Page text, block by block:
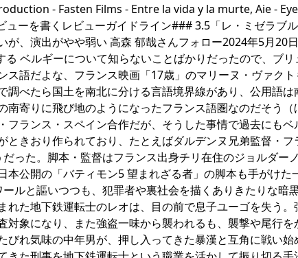
- Fasten Films - Entre la vida y la murte, Aie -
ューを書くレビューガイドライン### 3.5「レ・ミゼラブ
が、演出がやや弱い 高森 郁哉さんフォロー2024年5月20
ベルギーについて知らないことばかりだったので、ブ
ス語だよな、フランス映画「17歳」のマリーヌ・ヴァク
調べたら国土を南北に分ける言語境界線があり、公用語
南寄りに飛び地のようになったフランス語圏なのだそう
フランス・スペイン合作だが、そうした事情で過去にも
ときおり作られており、たとえばダルデンヌ兄弟監督・
った。脚本・監督はフランス出身チリ在住のジョルダー
本公開の「バティモン5 望まれざる者」の脚本も手がけた
ルと謳いつつも、犯罪者や裏社会を描くありきたりな暗
れた地下鉄運転士のレオは、目の前で息子ユーゴを失う
対象になり、また強盗一味から襲われるも、襲撃や尾行
びれ気味の中年男が、押し入ってきた暴漢と互角に戦い